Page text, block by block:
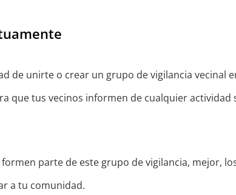
de unirte o crear un grupo de vigilancia vecinal
que tus vecinos informen de cualquier actividad
parte de este grupo de vigilancia, mejor,
a tu comunidad.